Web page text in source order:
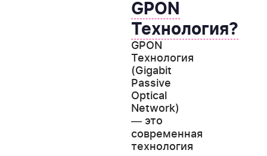
GPON
Технология?
GPON
Технология
(Gigabit
Passive
Optical
Network)
— это
современная
технология